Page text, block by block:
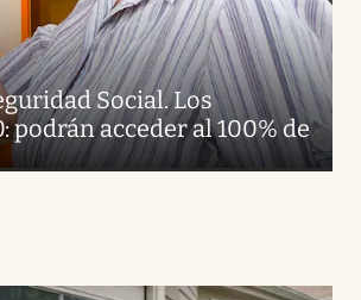
Social. Los
podrán acceder al 100% de